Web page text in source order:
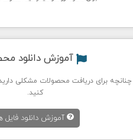
آموزش دانلود
چنانچه برای دریافت محصولات مشکلی
کنید.
آموزش دانلود فایل